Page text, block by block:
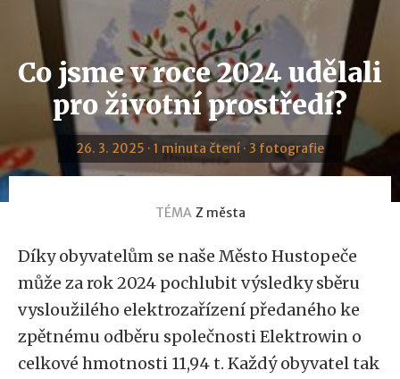
Co jsme v roce 2024 udělali
pro životní prostředí?
26. 3. 2025 · 1 minuta čtení · 3 fotografie
TÉMA Z města
Díky obyvatelům se naše Město Hustopeče
může za rok 2024 pochlubit výsledky sběru
vysloužilého elektrozařízení předaného ke
zpětnému odběru společnosti Elektrowin o
celkové hmotnosti 11,94 t. Každý obyvatel tak